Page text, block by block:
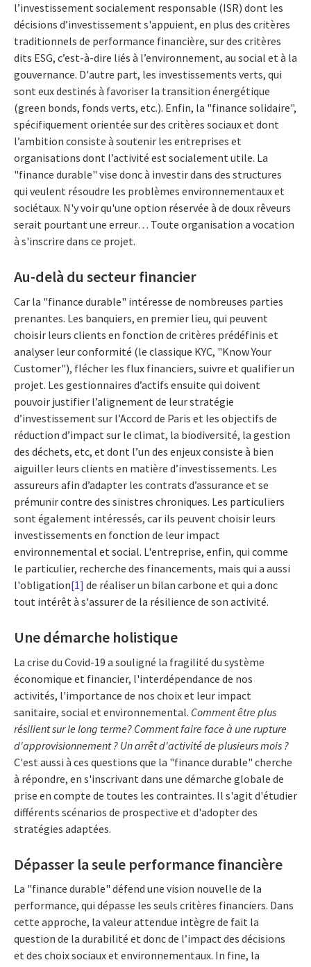
l’investissement socialement responsable (ISR) dont les
décisions d’investissement s'appuient, en plus des critères
traditionnels de performance financière, sur des critères
dits ESG, c’est-à-dire liés à l’environnement, au social et à la
gouvernance. D'autre part, les investissements verts, qui
sont eux destinés à favoriser la transition énergétique
(green bonds, fonds verts, etc.). Enfin, la "finance solidaire",
spécifiquement orientée sur des critères sociaux et dont
l’ambition consiste à soutenir les entreprises et
organisations dont l’activité est socialement utile. La
"finance durable" vise donc à investir dans des structures
qui veulent résoudre les problèmes environnementaux et
sociétaux. N'y voir qu'une option réservée à de doux rêveurs
serait pourtant une erreur… Toute organisation a vocation
à s'inscrire dans ce projet.
Au-delà du secteur financier
Car la "finance durable" intéresse de nombreuses parties
prenantes. Les banquiers, en premier lieu, qui peuvent
choisir leurs clients en fonction de critères prédéfinis et
analyser leur conformité (le classique KYC, "Know Your
Customer"), flécher les flux financiers, suivre et qualifier un
projet. Les gestionnaires d’actifs ensuite qui doivent
pouvoir justifier l’alignement de leur stratégie
d’investissement sur l’Accord de Paris et les objectifs de
réduction d’impact sur le climat, la biodiversité, la gestion
des déchets, etc, et dont l’un des enjeux consiste à bien
aiguiller leurs clients en matière d’investissements. Les
assureurs afin d’adapter les contrats d’assurance et se
prémunir contre des sinistres chroniques. Les particuliers
sont également intéressés, car ils peuvent choisir leurs
investissements en fonction de leur impact
environnemental et social. L'entreprise, enfin, qui comme
le particulier, recherche des financements, mais qui a aussi
l'obligation[1] de réaliser un bilan carbone et qui a donc
tout intérêt à s'assurer de la résilience de son activité.
Une démarche holistique
La crise du Covid-19 a souligné la fragilité du système
économique et financier, l'interdépendance de nos
activités, l'importance de nos choix et leur impact
sanitaire, social et environnemental. Comment être plus
résilient sur le long terme? Comment faire face à une rupture
d'approvisionnement ? Un arrêt d'activité de plusieurs mois ?
C'est aussi à ces questions que la "finance durable" cherche
à répondre, en s'inscrivant dans une démarche globale de
prise en compte de toutes les contraintes. Il s'agit d'étudier
différents scénarios de prospective et d'adopter des
stratégies adaptées.
Dépasser la seule performance financière
La "finance durable" défend une vision nouvelle de la
performance, qui dépasse les seuls critères financiers. Dans
cette approche, la valeur attendue intègre de fait la
question de la durabilité et donc de l’impact des décisions
et des choix sociaux et environnementaux. In fine, la